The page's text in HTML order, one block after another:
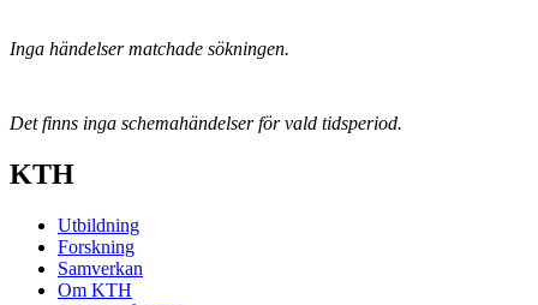
Inga händelser matchade sökningen.
Det finns inga schemahändelser för vald tidsperiod.
KTH
Utbildning
Forskning
Samverkan
Om KTH